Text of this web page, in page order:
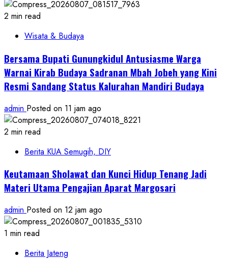
2 min read
Wisata & Budaya
Bersama Bupati Gunungkidul Antusiasme Warga
Warnai Kirab Budaya Sadranan Mbah Jobeh yang Kini
Resmi Sandang Status Kalurahan Mandiri Budaya
admin Posted on 11 jam ago
2 min read
Berita KUA Semugih, DIY
Keutamaan Sholawat dan Kunci Hidup Tenang Jadi
Materi Utama Pengajian Aparat Margosari
admin Posted on 12 jam ago
1 min read
Berita Jateng